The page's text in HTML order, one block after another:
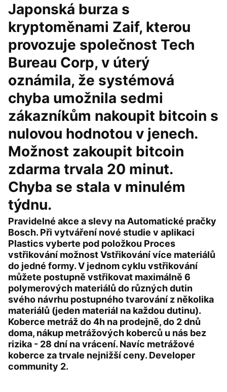
Japonská burza s
kryptoměnami Zaif, kterou
provozuje společnost Tech
Bureau Corp, v úterý
oznámila, že systémová
chyba umožnila sedmi
zákazníkům nakoupit bitcoin s
nulovou hodnotou v jenech.
Možnost zakoupit bitcoin
zdarma trvala 20 minut.
Chyba se stala v minulém
týdnu.
Pravidelné akce a slevy na Automatické pračky
Bosch. Při vytváření nové studie v aplikaci
Plastics vyberte pod položkou Proces
vstřikování možnost Vstřikování více materiálů
do jedné formy. V jednom cyklu vstřikování
můžete postupně vstřikovat maximálně 6
polymerových materiálů do různých dutin
svého návrhu postupného tvarování z několika
materiálů (jeden materiál na každou dutinu).
Koberce metráž do 4h na prodejně, do 2 dnů
doma, nákup metrážových koberců u nás bez
rizika - 28 dní na vrácení. Navíc metrážové
koberce za trvale nejnižší ceny. Developer
community 2.